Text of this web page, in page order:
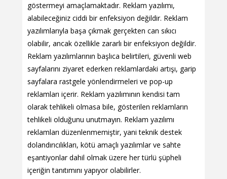
göstermeyi amaçlamaktadır. Reklam yazılımı,
alabileceğiniz ciddi bir enfeksiyon değildir. Reklam
yazılımlarıyla başa çıkmak gerçekten can sıkıcı
olabilir, ancak özellikle zararlı bir enfeksiyon değildir.
Reklam yazılımlarının başlıca belirtileri, güvenli web
sayfalarını ziyaret ederken reklamlardaki artışı, garip
sayfalara rastgele yönlendirmeleri ve pop-up
reklamları içerir. Reklam yazılımının kendisi tam
olarak tehlikeli olmasa bile, gösterilen reklamların
tehlikeli olduğunu unutmayın. Reklam yazılımı
reklamları düzenlenmemiştir, yani teknik destek
dolandırıcılıkları, kötü amaçlı yazılımlar ve sahte
eşantiyonlar dahil olmak üzere her türlü şüpheli
içeriğin tanıtımını yapıyor olabilirler.